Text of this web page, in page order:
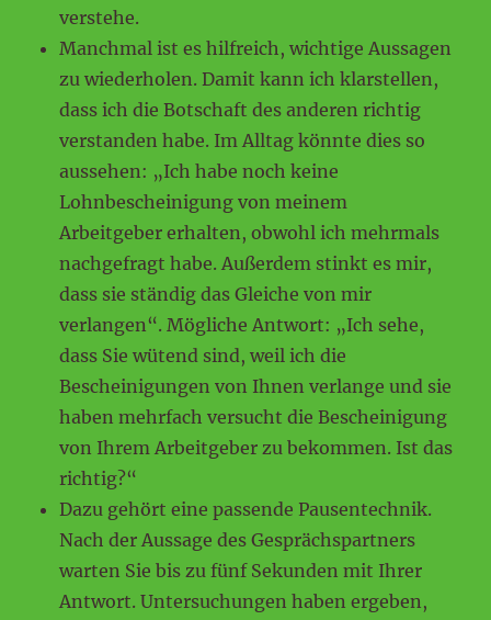
verstehe.
Manchmal ist es hilfreich, wichtige Aussagen
zu wiederholen. Damit kann ich klarstellen,
dass ich die Botschaft des anderen richtig
verstanden habe. Im Alltag könnte dies so
aussehen: „Ich habe noch keine
Lohnbescheinigung von meinem
Arbeitgeber erhalten, obwohl ich mehrmals
nachgefragt habe. Außerdem stinkt es mir,
dass sie ständig das Gleiche von mir
verlangen“. Mögliche Antwort: „Ich sehe,
dass Sie wütend sind, weil ich die
Bescheinigungen von Ihnen verlange und sie
haben mehrfach versucht die Bescheinigung
von Ihrem Arbeitgeber zu bekommen. Ist das
richtig?“
Dazu gehört eine passende Pausentechnik.
Nach der Aussage des Gesprächspartners
warten Sie bis zu fünf Sekunden mit Ihrer
Antwort. Untersuchungen haben ergeben,